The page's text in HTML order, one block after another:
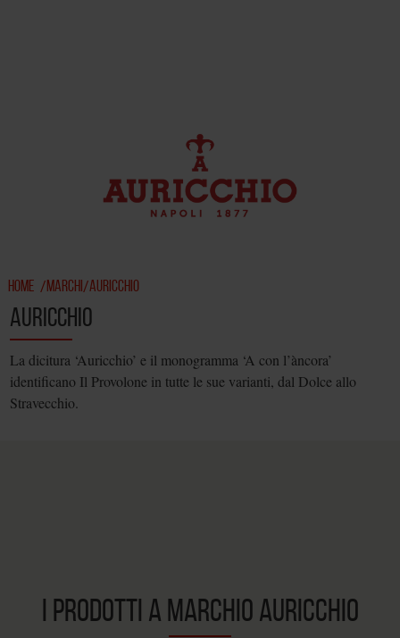
HOME /MARCHI/AURICCHIO
AURICCHIO
La dicitura ‘Auricchio’ e il monogramma ‘A con l’àncora’
identificano Il Provolone in tutte le sue varianti, dal Dolce allo
Stravecchio.
I PRODOTTI A MARCHIO AURICCHIO